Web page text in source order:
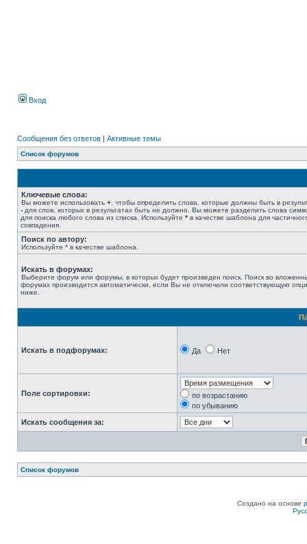
Вход
Сообщения без ответов | Активные темы
Список форумов
Ключевые слова:
Вы можете использовать + , чтобы определить слова, которые должны быть в
- для слов, которых в результатах быть не должно. Вы можете разделить слова
для поиска любого слова из списка. Используйте * в качестве шаблона для
совпадения.
Поиск по автору:
Используйте * в качестве шаблона.
Искать в форумах:
Выберите форум или форумы, в которых будет произведен поиск. Поиск во
форумах производится автоматически, если Вы не отключили соответствующую
ниже.
Искать в подфорумах: Да Нет
Поле сортировки:
по возрастанию
по убыванию
Искать сообщения за:
Список форумов
Создано на основе